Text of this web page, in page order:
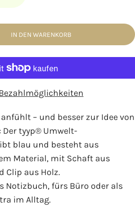
IN DEN WARENKORB
– und besser zur Idee von
tyyp® Umwelt-
blau und besteht aus
Material, mit Schaft aus
Clip aus Holz.
Notizbuch, fürs Büro oder als
im Alltag.